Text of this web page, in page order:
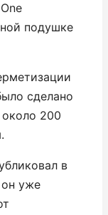
подушке
сделано
200
в
он уже